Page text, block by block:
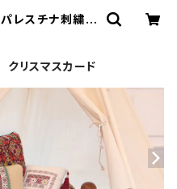
レスチナ刺繍タ
クリスマスカード